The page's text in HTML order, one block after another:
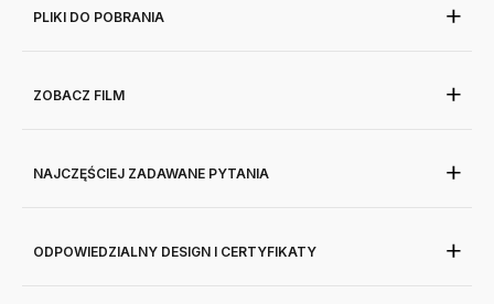
PLIKI DO POBRANIA
ZOBACZ FILM
NAJCZĘŚCIEJ ZADAWANE PYTANIA
ODPOWIEDZIALNY DESIGN I CERTYFIKATY